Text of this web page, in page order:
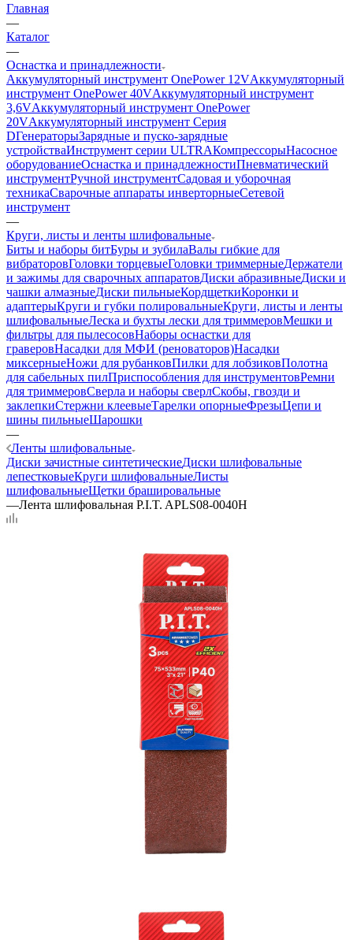
Главная
—
Каталог
—
Оснастка и принадлежности
Аккумуляторный инструмент OnePower 12VАккумуляторный
инструмент OnePower 40VАккумуляторный инструмент
3,6VАккумуляторный инструмент OnePower
20VАккумуляторный инструмент Серия
DГенераторыЗарядные и пуско-зарядные
устройстваИнструмент серии ULTRAКомпрессорыНасосное
оборудованиеОснастка и принадлежностиПневматический
инструментРучной инструментСадовая и уборочная
техникаСварочные аппараты инверторныеСетевой
инструмент
—
Круги, листы и ленты шлифовальные
Биты и наборы битБуры и зубилаВалы гибкие для
вибраторовГоловки торцевыеГоловки триммерныеДержатели
и зажимы для сварочных аппаратовДиски абразивныеДиски и
чашки алмазныеДиски пильныеКордщеткиКоронки и
адаптерыКруги и губки полировальныеКруги, листы и ленты
шлифовальныеЛеска и бухты лески для триммеровМешки и
фильтры для пылесосовНаборы оснастки для
граверовНасадки для МФИ (реноваторов)Насадки
миксерныеНожи для рубанковПилки для лобзиковПолотна
для сабельных пилПриспособления для инструментовРемни
для триммеровСверла и наборы сверлСкобы, гвозди и
заклепкиСтержни клеевыеТарелки опорныеФрезыЦепи и
шины пильныеШарошки
—
Ленты шлифовальные
Диски зачистные синтетическиеДиски шлифовальные
лепестковыеКруги шлифовальныеЛисты
шлифовальныеЩетки брашировальные
—Лента шлифовальная P.I.T. APLS08-0040H